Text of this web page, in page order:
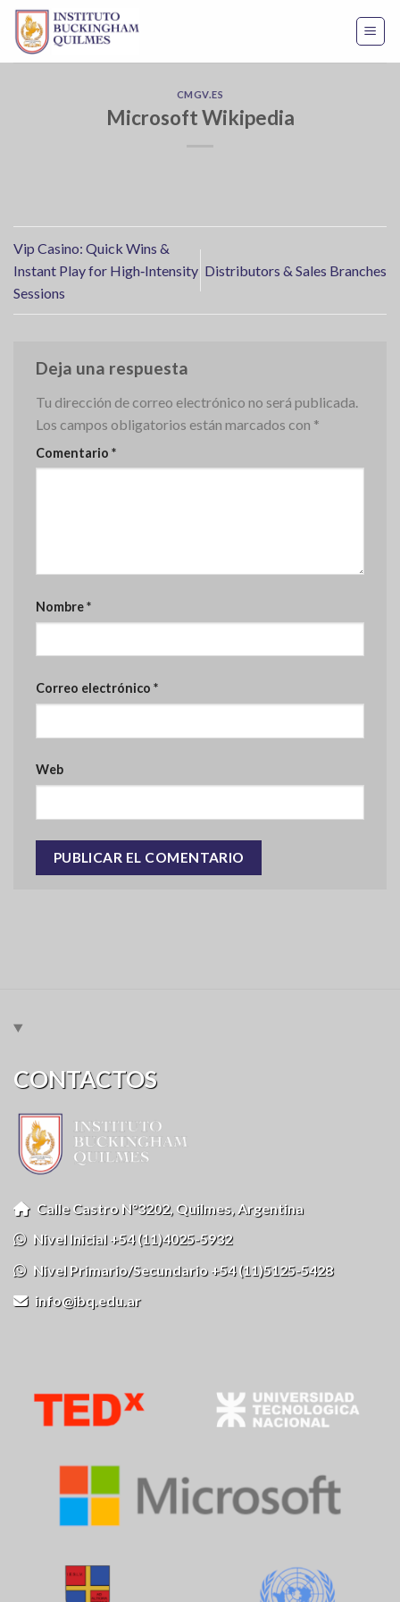
Skip
content
CMGV.ES
Microsoft Wikipedia
Vip Casino: Quick Wins &
Instant Play for High‑Intensity
Sessions
Distributors & Sales Branches
Deja una respuesta
Tu dirección de correo electrónico no será publicada.
Los campos obligatorios están marcados con *
Comentario *
Nombre*
Correo electrónico *
Web
CONTACTOS
Calle Castro N°3202, Quilmes, Argentina
Nivel Inicial +54 (11)4025-5932
Nivel Primario/Secundario +54 (11)5125-5428
info@ibq.edu.ar